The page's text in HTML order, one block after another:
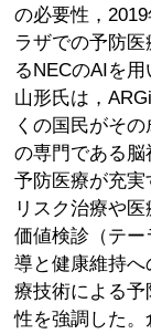
の必要性，
ラザでの予防
るNECのAIを用
山形氏は，
くの国民がそ
の専門である脳
予防医療が充
リスク治療や
価値検診（テ
導と健康維持
療技術による
性を強調した